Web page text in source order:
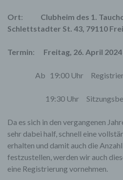
Ort: Clubheim des 1.
Schlettstadter St. 43, 79110
Termin: Freitag, 26. April
Ab 19:00 Uhr
19:30 Uhr
Da es sich in den vergangenen
sehr dabei half, schnell eine
erhalten und damit auch die
festzustellen, werden wir auch
eine Registrierung vornehmen.